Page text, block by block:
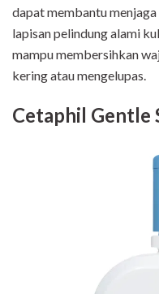
dapat membantu
lapisan pelindung alami
mampu membersihkan
kering atau mengelupas.
Cetaphil Gentle